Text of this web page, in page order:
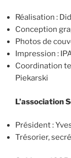
Réalisation :
Conception
Photos de
Impression :
Coordination
Piekarski
L’association
Président :
Trésorier,